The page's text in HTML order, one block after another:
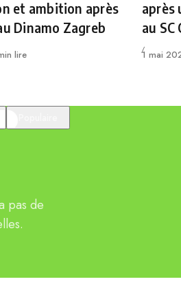
et ambition après
Dinamo Zagreb
lire
après
au SC
Publié
1 mai
pas de